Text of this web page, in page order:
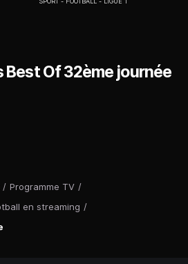
/ Programme TV /
en streaming /
Best Of 32ème journée